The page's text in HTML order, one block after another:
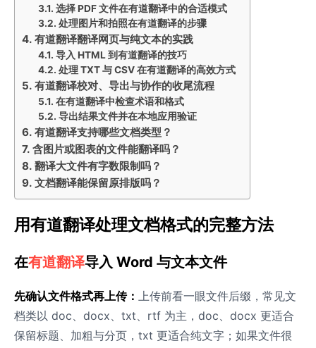
选择 PDF 文件在有道翻译中的合适模式
处理图片和拍照在有道翻译的步骤
有道翻译翻译网页与纯文本的实践
导入 HTML 到有道翻译的技巧
处理 TXT 与 CSV 在有道翻译的高效方式
有道翻译校对、导出与协作的收尾流程
在有道翻译中检查术语和格式
导出结果文件并在本地应用验证
有道翻译支持哪些文档类型？
含图片或图表的文件能翻译吗？
翻译大文件有字数限制吗？
文档翻译能保留原排版吗？
用有道翻译处理文档格式的完整方法
在有道翻译导入 Word 与文本文件
先确认文件格式再上传：
上传前看一眼文件后缀，常见文
档类以 doc、docx、txt、rtf 为主，doc、docx 更适合
保留标题、加粗与分页，txt 更适合纯文字；如果文件很